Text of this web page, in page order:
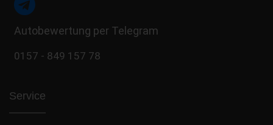
Autobewertung per Telegram
0157 - 849 157 78
Service